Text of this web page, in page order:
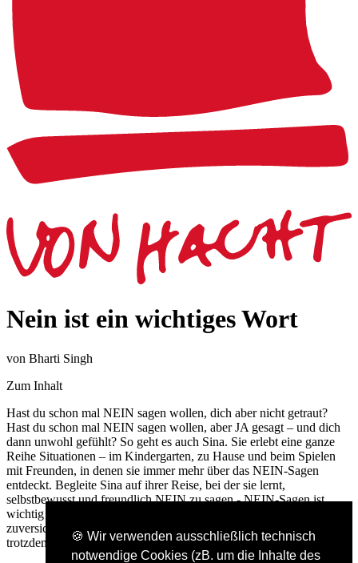
🍪 Wir verwenden ausschließlich technisch
notwendige Cookies (zB. um die Inhalte des
Nein ist ein wichtiges Wort
von Bharti Singh
Zum Inhalt
Hast du schon mal NEIN sagen wollen, dich aber nicht getraut?
Hast du schon mal NEIN sagen wollen, aber JA gesagt – und dich
dann unwohl gefühlt? So geht es auch Sina. Sie erlebt eine ganze
Reihe Situationen – im Kindergarten, zu Hause und beim Spielen
mit Freunden, in denen sie immer mehr über das NEIN-Sagen
entdeckt. Begleite Sina auf ihrer Reise, bei der sie lernt,
selbstbewusst und freundlich NEIN zu sagen - NEIN-Sagen ist
wichtig - Eine Aufmunterung zum NEIN-Sagen – offen,
zuversichtlich und freundlich - Wie man bei einem NEIN bleibt und
trotzdem nicht unhöflich ist